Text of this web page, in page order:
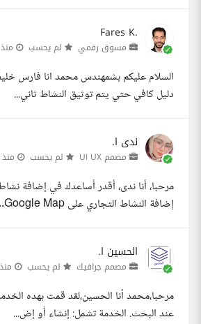
Fares K.
مسوق رقمي لم يحسب منذ 11 شهرا
السلام عليكم بشمهندس محمد انا فارس
دليل كافي حتي يتم توثيق النشاط ثاني...
ندى ا.
مصمم UI UX لم يحسب منذ 11 شهرا
إضافة النشاط التجاري على Google Map...
الحسين ا.
مصمم جرافيك لم يحسب منذ 11 شهرا
عند البحث. الخدمة تشمل: إنشاء أو إض...